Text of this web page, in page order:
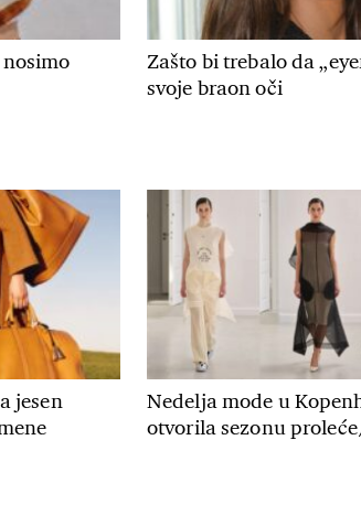
Zašto bi trebalo da
svoje braon oči
jesen
Nedelja mode u
otvorila sezonu